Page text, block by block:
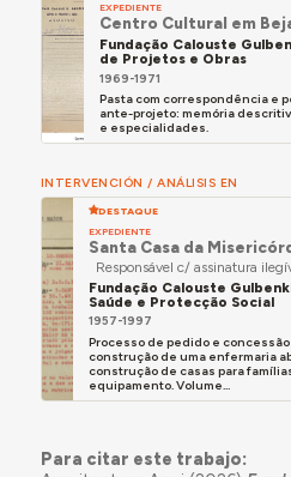
EXPEDIENTE
Centro Cultural em
Fundação Calouste
de Projetos e Obras
1969-1971
Pasta com correspondência e
ante-projeto: memória
e especialidades.
INTERVENCIÓN / ANÁLISIS EN
DESTAQUE
EXPEDIENTE
Santa Casa da
Responsável c/ assinatura
Fundação Calouste
Saúde e Protecção Social
1957-1997
Processo de pedido e
construção de uma enfermaria
construção de casas para
equipamento. Volume...
Para citar este trabajo: